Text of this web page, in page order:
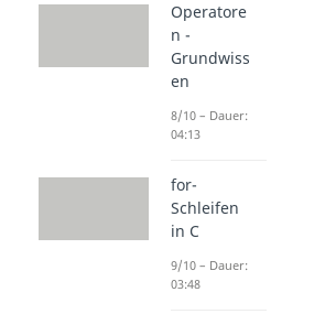
Operatore
n -
Grundwiss
en
8/10 – Dauer:
04:13
for-
Schleifen
in C
9/10 – Dauer:
03:48